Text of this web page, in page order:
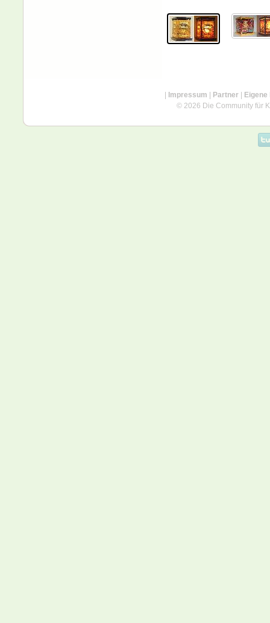
| Impressum | Partner| Eigene
© 2026 Die Community für